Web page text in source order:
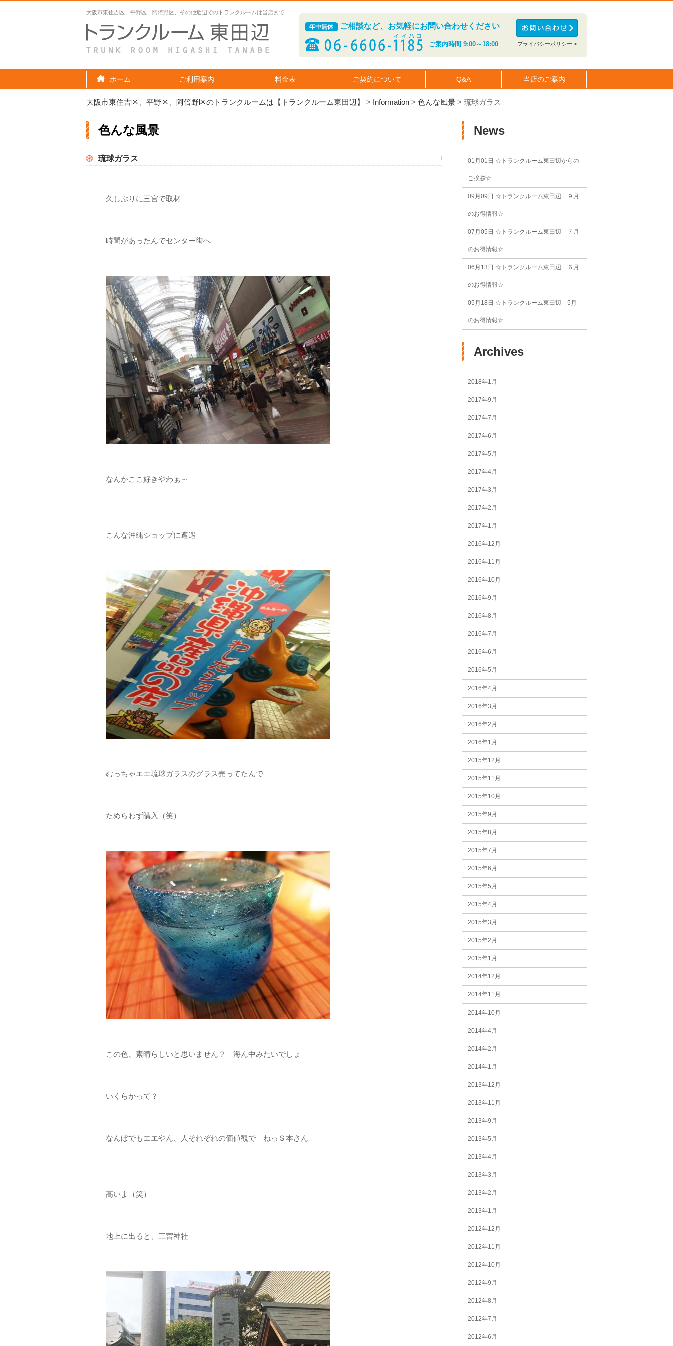
大阪市東住吉区、平野区、阿倍野区、その他近辺でのトランクルームは当店まで
年中無休 ご相談など、お気軽にお問い合わせください
ご案内時間 9:00～18:00 プライバシーポリシー >
ホーム ご利用案内 料金表 ご契約について Q&A 当店のご案内
大阪市東住吉区、平野区、阿倍野区のトランクルームは【トランクルーム東田辺】 > Information > 色んな風景 > 琉球ガラス
色んな風景
琉球ガラス
久しぶりに三宮で取材
時間があったんでセンター街へ
なんかここ好きやわぁ～
こんな沖縄ショップに遭遇
むっちゃエエ琉球ガラスのグラス売ってたんで
ためらわず購入（笑）
この色、素晴らしいと思いません？ 海ん中みたいでしょ
いくらかって？
なんぼでもエエやん、人それぞれの価値観で ねっＳ本さん
高いよ（笑）
地上に出ると、三宮神社
News
01月01日 ☆トランクルーム東田辺からの
ご挨拶☆
09月09日 ☆トランクルーム東田辺 ９月
のお得情報☆
07月05日 ☆トランクルーム東田辺 ７月
のお得情報☆
06月13日 ☆トランクルーム東田辺 ６月
のお得情報☆
05月18日 ☆トランクルーム東田辺 5月
のお得情報☆
Archives
2018年1月
2017年9月
2017年7月
2017年6月
2017年5月
2017年4月
2017年3月
2017年2月
2017年1月
2016年12月
2016年11月
2016年10月
2016年9月
2016年8月
2016年7月
2016年6月
2016年5月
2016年4月
2016年3月
2016年2月
2016年1月
2015年12月
2015年11月
2015年10月
2015年9月
2015年8月
2015年7月
2015年6月
2015年5月
2015年4月
2015年3月
2015年2月
2015年1月
2014年12月
2014年11月
2014年10月
2014年4月
2014年2月
2014年1月
2013年12月
2013年11月
2013年9月
2013年5月
2013年4月
2013年3月
2013年2月
2013年1月
2012年12月
2012年11月
2012年10月
2012年9月
2012年8月
2012年7月
2012年6月